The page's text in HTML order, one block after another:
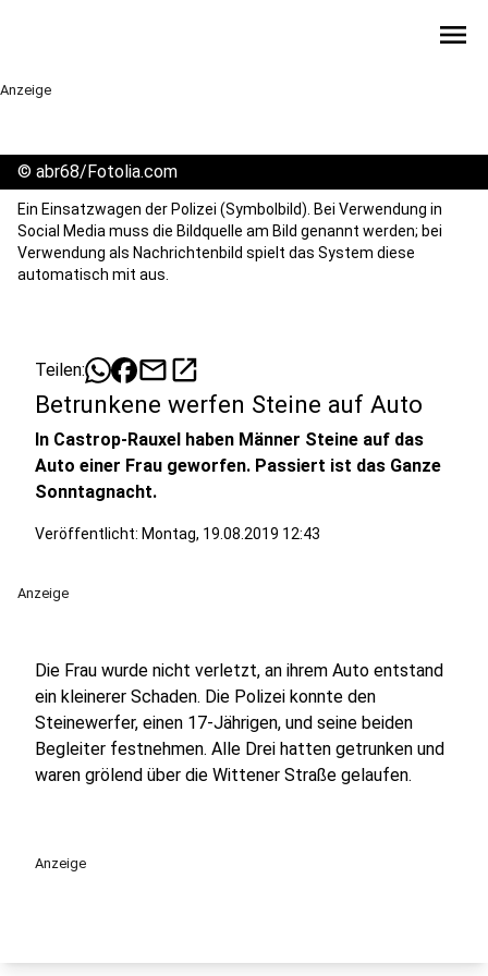
menu
Anzeige
© abr68/Fotolia.com
Ein Einsatzwagen der Polizei (Symbolbild). Bei Verwendung in
Social Media muss die Bildquelle am Bild genannt werden; bei
Verwendung als Nachrichtenbild spielt das System diese
automatisch mit aus.
Teilen: mailopen_in_new
Betrunkene werfen Steine auf Auto
In Castrop-Rauxel haben Männer Steine auf das
Auto einer Frau geworfen. Passiert ist das Ganze
Sonntagnacht.
Veröffentlicht: Montag, 19.08.2019 12:43
Anzeige
Die Frau wurde nicht verletzt, an ihrem Auto entstand
ein kleinerer Schaden. Die Polizei konnte den
Steinewerfer, einen 17-Jährigen, und seine beiden
Begleiter festnehmen. Alle Drei hatten getrunken und
waren grölend über die Wittener Straße gelaufen.
Anzeige